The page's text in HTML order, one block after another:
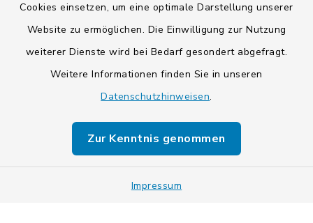
Cookies einsetzen, um eine optimale Darstellung unserer
Website zu ermöglichen. Die Einwilligung zur Nutzung
weiterer Dienste wird bei Bedarf gesondert abgefragt.
Weitere Informationen finden Sie in unseren
Datenschutzhinweisen.
Zur Kenntnis genommen
Impressum
Barrierefreiheit
Datenschutz
Sitemap
Cookie-Einstellungen